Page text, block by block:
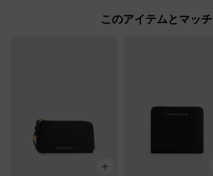
このアイテムとマッチ